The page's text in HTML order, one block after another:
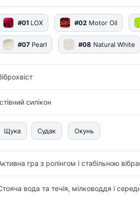
#01 LOX #02 Motor Oil
#07 Pearl #08 Natural White
силікон
Щука Судак Окунь
гра з ролінгом і стабільною
вода та течія, мілководдя і